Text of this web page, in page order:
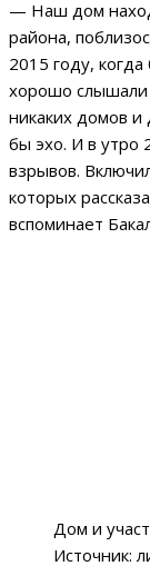
— Наш дом
района,
2015 году,
хорошо слышали
никаких домов и
бы эхо. И в утро
взрывов.
которых
вспоминает
Дом и
Источник: